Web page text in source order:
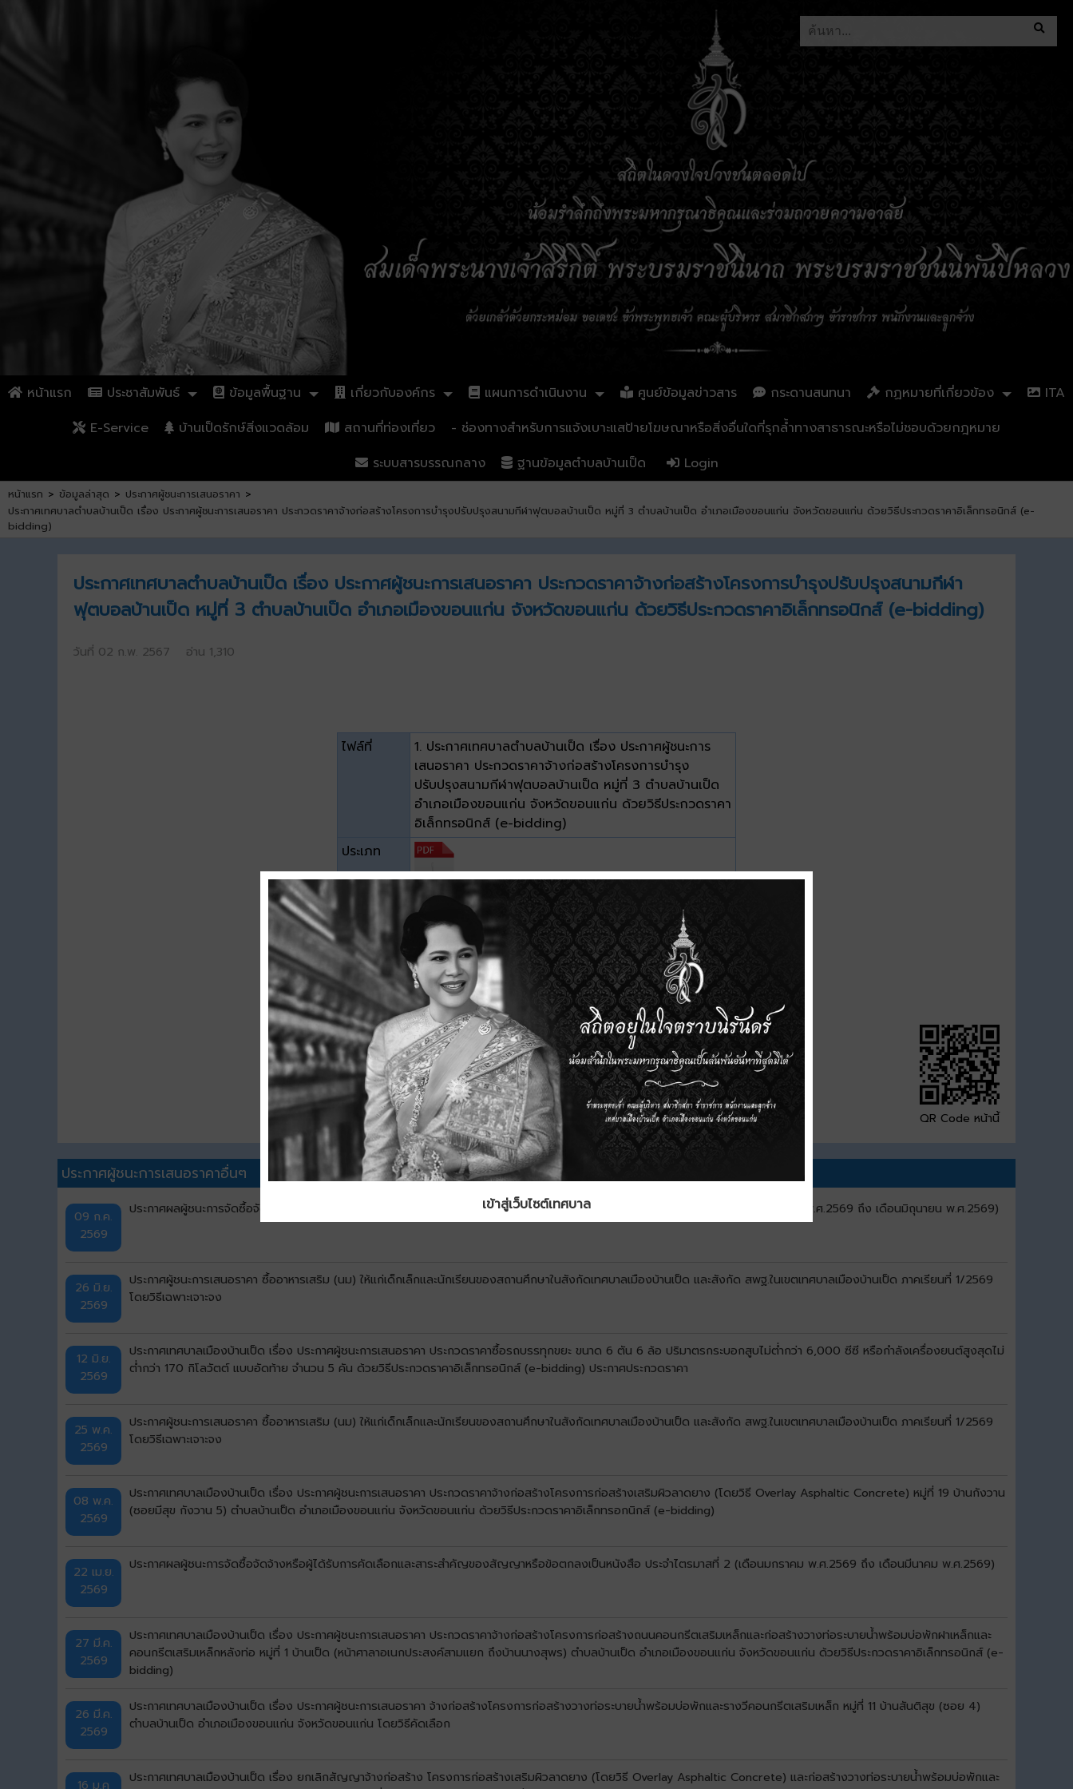
หน้าแรก ประชาสัมพันธ์ ข้อมูลพื้นฐาน เกี่ยวกับองค์กร แผนการดำเนินงาน ศูนย์ข้อมูลข่าวสาร กระดานสนทนา กฏหมายที่เกี่ยวข้อง
ITA
E-Service
บ้านเป็ดรักษ์สิ่งแวดล้อม สถานที่ท่องเที่ยว
- ช่องทางสำหรับการแจ้งเบาะแสป้ายโฆษณาหรือสิ่งอื่นใดที่รุกล้ำทางสาธารณะหรือไม่ชอบด้วยกฎหมาย
ระบบสารบรรณกลาง
ฐานข้อมูลตำบลบ้านเป็ด Login
หน้าแรก > ข้อมูลล่าสุด > ประกาศผู้ชนะการเสนอราคา >
ประกาศเทศบาลตำบลบ้านเป็ด เรื่อง ประกาศผู้ชนะการเสนอราคา ประกวดราคาจ้างก่อสร้างโครงการบำรุงปรับปรุงสนามกีฬาฟุตบอลบ้านเป็ด หมู่ที่ 3 ตำบลบ้านเป็ด อำเภอเมืองขอนแก่น จังหวัดขอนแก่น ด้วยวิธีประกวดราคาอิเล็กทรอนิกส์ (e-
bidding)
ประกาศเทศบาลตำบลบ้านเป็ด เรื่อง ประกาศผู้ชนะการเสนอราคา ประกวดราคาจ้างก่อสร้างโครงการบำรุงปรับปรุงสนามกีฬา
ฟุตบอลบ้านเป็ด หมู่ที่ 3 ตำบลบ้านเป็ด อำเภอเมืองขอนแก่น จังหวัดขอนแก่น ด้วยวิธีประกวดราคาอิเล็กทรอนิกส์ (e-bidding)
วันที่ 02 ก.พ. 2567 อ่าน 1,310
ไฟล์ที่
1. ประกาศเทศบาลตำบลบ้านเป็ด เรื่อง ประกาศผู้ชนะการ
เสนอราคา ประกวดราคาจ้างก่อสร้างโครงการบำรุง
ปรับปรุงสนามกีฬาฟุตบอลบ้านเป็ด หมู่ที่ 3 ตำบลบ้านเป็ด
อำเภอเมืองขอนแก่น จังหวัดขอนแก่น ด้วยวิธีประกวดราคา
อิเล็กทรอนิกส์ (e-bidding)
ประเภท
0.06 MB
ดาวน์โหลด
QR Code หน้านี้
ประกาศผู้ชนะการเสนอราคาอื่นๆ
09 ก.ค.
2569
ประกาศผลผู้ชนะการจัดซื้อจัดจ้างหรือผู้ได้รับการคัดเลือกและสาระสำคัญของสัญญาหรือข้อตกลงเป็นหนังสือ ประจำไตรมาสที่ 3 (เดือนเมษายน พ.ศ.2569 ถึง เดือนมิถุนายน พ.ศ.2569)
26 มิ.ย.
2569
ประกาศผู้ชนะการเสนอราคา ซื้ออาหารเสริม (นม) ให้แก่เด็กเล็กและนักเรียนของสถานศึกษาในสังกัดเทศบาลเมืองบ้านเป็ด และสังกัด สพฐ.ในเขตเทศบาลเมืองบ้านเป็ด ภาคเรียนที่ 1/2569
โดยวิธีเฉพาะเจาะจง
12 มิ.ย.
2569
ประกาศเทศบาลเมืองบ้านเป็ด เรื่อง ประกาศผู้ชนะการเสนอราคา ประกวดราคาซื้อรถบรรทุกขยะ ขนาด 6 ตัน 6 ล้อ ปริมาตรกระบอกสูบไม่ต่ำกว่า 6,000 ซีซี หรือกำลังเครื่องยนต์สูงสุดไม่
ต่ำกว่า 170 กิโลวัตต์ แบบอัดท้าย จำนวน 5 คัน ด้วยวิธีประกวดราคาอิเล็กทรอนิกส์ (e-bidding) ประกาศประกวดราคา
25 พ.ค.
2569
ประกาศผู้ชนะการเสนอราคา ซื้ออาหารเสริม (นม) ให้แก่เด็กเล็กและนักเรียนของสถานศึกษาในสังกัดเทศบาลเมืองบ้านเป็ด และสังกัด สพฐ.ในเขตเทศบาลเมืองบ้านเป็ด ภาคเรียนที่ 1/2569
โดยวิธีเฉพาะเจาะจง
08 พ.ค.
2569
ประกาศเทศบาลเมืองบ้านเป็ด เรื่อง ประกาศผู้ชนะการเสนอราคา ประกวดราคาจ้างก่อสร้างโครงการก่อสร้างเสริมผิวลาดยาง (โดยวิธี Overlay Asphaltic Concrete) หมู่ที่ 19 บ้านกังวาน
(ซอยมีสุข กังวาน 5) ตำบลบ้านเป็ด อำเภอเมืองขอนแก่น จังหวัดขอนแก่น ด้วยวิธีประกวดราคาอิเล็กทรอกนิกส์ (e-bidding)
22 เม.ย.
2569
ประกาศผลผู้ชนะการจัดซื้อจัดจ้างหรือผู้ได้รับการคัดเลือกและสาระสำคัญของสัญญาหรือข้อตกลงเป็นหนังสือ ประจำไตรมาสที่ 2 (เดือนมกราคม พ.ศ.2569 ถึง เดือนมีนาคม พ.ศ.2569)
27 มี.ค.
2569
ประกาศเทศบาลเมืองบ้านเป็ด เรื่อง ประกาศผู้ชนะการเสนอราคา ประกวดราคาจ้างก่อสร้างโครงการก่อสร้างถนนคอนกรีตเสริมเหล็กและก่อสร้างวางท่อระบายน้ำพร้อมบ่อพักฝาเหล็กและ
คอนกรีตเสริมเหล็กหลังท่อ หมู่ที่ 1 บ้านเป็ด (หน้าศาลาอเนกประสงค์สามแยก ถึงบ้านนางสุพร) ตำบลบ้านเป็ด อำเภอเมืองขอนแก่น จังหวัดขอนแก่น ด้วยวิธีประกวดราคาอิเล็กทรอนิกส์ (e-
bidding)
26 มี.ค.
2569
ประกาศเทศบาลเมืองบ้านเป็ด เรื่อง ประกาศผู้ชนะการเสนอราคา จ้างก่อสร้างโครงการก่อสร้างวางท่อระบายน้ำพร้อมบ่อพักและรางวีคอนกรีตเสริมเหล็ก หมู่ที่ 11 บ้านสันติสุข (ซอย 4)
ตำบลบ้านเป็ด อำเภอเมืองขอนแก่น จังหวัดขอนแก่น โดยวิธีคัดเลือก
16 ม.ค
ประกาศเทศบาลเมืองบ้านเป็ด เรื่อง ยกเลิกสัญญาจ้างก่อสร้าง โครงการก่อสร้างเสริมผิวลาดยาง (โดยวิธี Overlay Asphaltic Concrete) และก่อสร้างวางท่อระบายน้ำพร้อมบ่อพักและ
เข้าสู่เว็บไซต์เทศบาล